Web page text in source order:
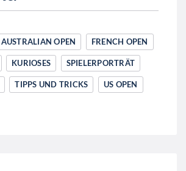
AUSTRALIAN OPEN FRENCH OPEN
KURIOSES SPIELERPORTRÄT
TIPPS UND TRICKS US OPEN